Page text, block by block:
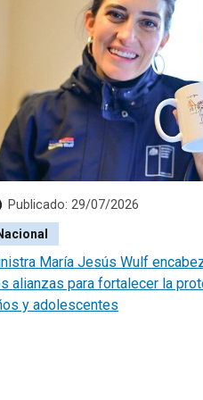
Publicado: 29/07/2026
María Jesús Wulf
alianzas para fortalecer la
y adolescentes